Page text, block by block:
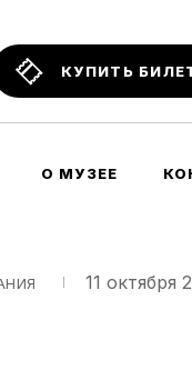
КУПИТЬ
О МУЗЕЕ
11 октября